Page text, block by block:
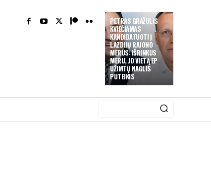
PETRAS GRAŽULIS
KVIEČIAMAS
KANDIDATUOTI Į
LAZDIJŲ RAJONO
MERUS: IŠRINKUS
MERU, JO VIETĄ EP
UŽIMTŲ NAGLIS
PUTEIKIS